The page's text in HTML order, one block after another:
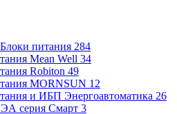
Блоки питания 284
Mean Well 34
Robiton 49
MORNSUN 12
и ИБП Энергоавтоматика 26
серия Смарт 3